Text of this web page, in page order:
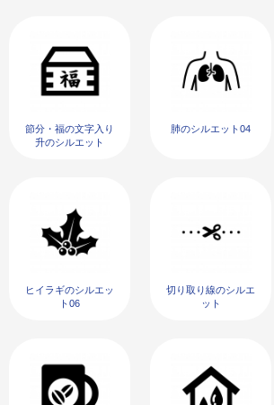
節分・福の文字入り
升のシルエット
肺のシルエット04
ヒイラギのシルエッ
ト06
切り取り線のシルエ
ット